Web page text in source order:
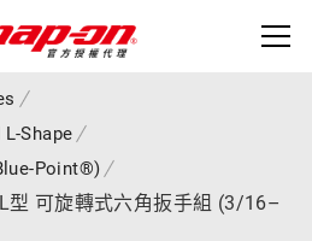
Shape
Point®)
型 可旋轉式六角扳手組 (3/16–